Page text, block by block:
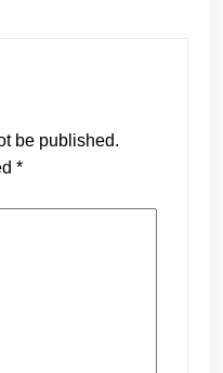
be published.
*